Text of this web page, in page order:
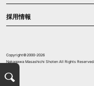
採用情報
Copyright©2000-2026
Nakagawa Masashichi Shoten All Rights Reserved.
検